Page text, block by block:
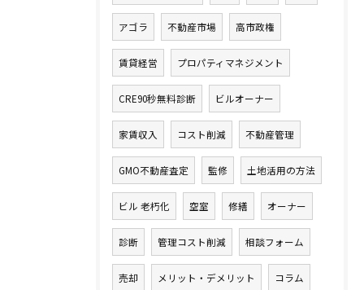
アゴラ 不動産市場 高市政権
賃貸経営 プロパティマネジメント
CRE90秒無料診断 ビルオーナー
家賃収入 コスト削減 不動産管理
GMO不動産査定 監修 土地活用の方法
ビル 老朽化 空室 修繕 オーナー
診断 管理コスト削減 相談フォーム
売却 メリット・デメリット コラム